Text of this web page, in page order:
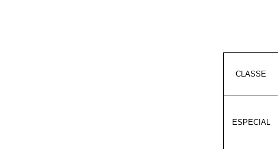
CLASSE
ESPECIAL